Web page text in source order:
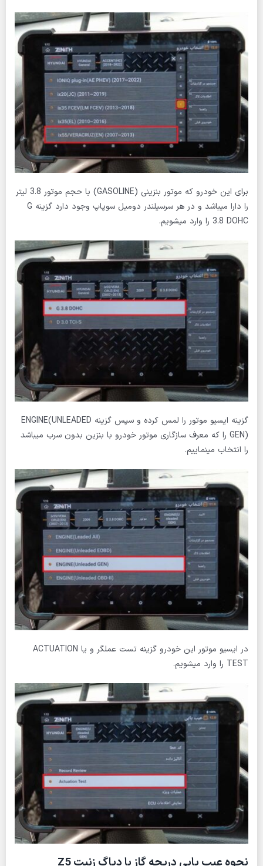
برای این خودرو که موتور بنزینی (GASOLINE) با حجم موتور 3.8 لیتر
را دارا میباشد و در هر سرسیلندر دومیل سوپاپ وجود دارد گزینه G
3.8 DOHC را وارد میشویم.
گزینه ایسیو موتور را لمس کرده و سپس گزینه ENGINE(UNLEADED
GEN) را که معرف سازگاری موتور خودرو با بنزین بدون سرب میباشد
را انتخاب مینماییم.
در ایسیو موتور این خودرو گزینه تست عملگر و یا ACTUATION
TEST را وارد میشویم.
نحوه عیب یابی دریچه گاز با دیاگ زنیت Z5